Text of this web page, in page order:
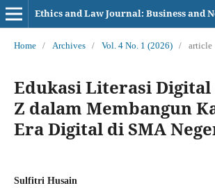
Ethics and Law Journal: Business and
Home / Archives / Vol. 4 No. 1 (2026) / article
Edukasi Literasi Digital
Z dalam Membangun
Era Digital di SMA
Sulfitri Husain